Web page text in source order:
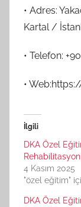
• Adres:
Kartal /
• Telefon:
•
İlgili
DKA Özel
4 Kasım 2025
"özel eğitim"
DKA Özel